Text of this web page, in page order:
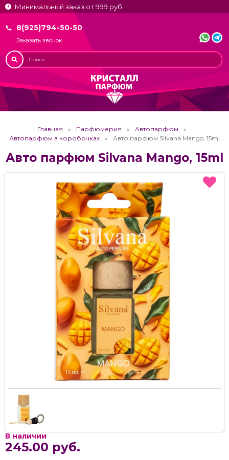
Минимальный заказ от 999 руб.
8(925)794-50-50
Заказать звонок
Главная Парфюмерия
Автопарфюм
Автопарфюм в коробочках
Авто парфюм Silvana Mango, 15ml
Авто парфюм Silvana Mango, 15ml
В наличии
245.00 руб.